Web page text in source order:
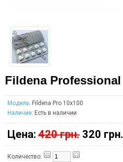
Fildena Professional
Модель: Fildena Pro 10x100
Наличие: Есть в наличии
Цена: 420 грн. 320 грн.
Количество: